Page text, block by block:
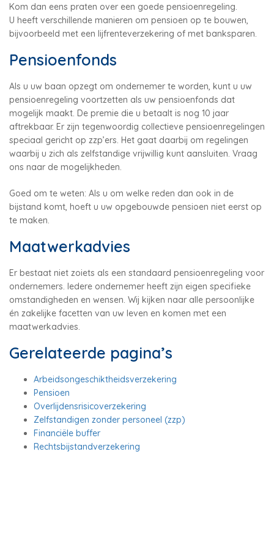
Kom dan eens praten over een goede pensioenregeling.
U heeft verschillende manieren om pensioen op te bouwen,
bijvoorbeeld met een lijfrenteverzekering of met banksparen.
Pensioenfonds
Als u uw baan opzegt om ondernemer te worden, kunt u uw
pensioenregeling voortzetten als uw pensioenfonds dat
mogelijk maakt. De premie die u betaalt is nog 10 jaar
aftrekbaar. Er zijn tegenwoordig collectieve pensioenregelingen
speciaal gericht op zzp’ers. Het gaat daarbij om regelingen
waarbij u zich als zelfstandige vrijwillig kunt aansluiten. Vraag
ons naar de mogelijkheden.
Goed om te weten: Als u om welke reden dan ook in de
bijstand komt, hoeft u uw opgebouwde pensioen niet eerst op
te maken.
Maatwerkadvies
Er bestaat niet zoiets als een standaard pensioenregeling voor
ondernemers. Iedere ondernemer heeft zijn eigen specifieke
omstandigheden en wensen. Wij kijken naar alle persoonlijke
én zakelijke facetten van uw leven en komen met een
maatwerkadvies.
Gerelateerde pagina’s
Arbeidsongeschiktheidsverzekering
Pensioen
Overlijdensrisicoverzekering
Zelfstandigen zonder personeel (zzp)
Financiële buffer
Rechtsbijstandverzekering